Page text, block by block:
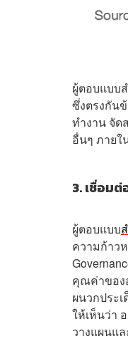
ผู้ตอบแบบ
ซึ่งตรงกัน
ทำงาน จัด
อื่นๆ ภาย
3. เชื่อม
ผู้ตอบแบบ
ความก้าว
คุณค่าของ
ผนวกประ
ให้เห็นว่า
วางแผนแ